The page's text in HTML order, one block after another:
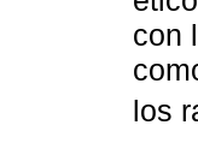
con
los